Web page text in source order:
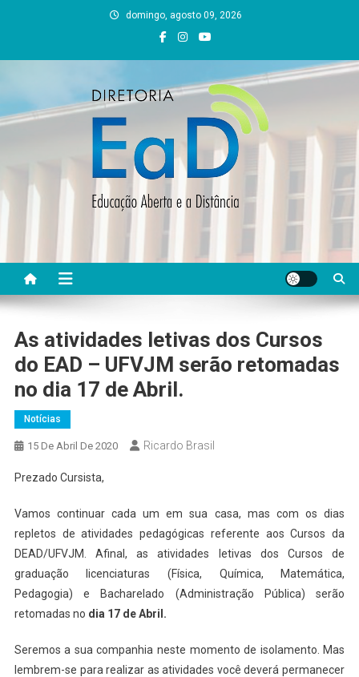
domingo, agosto 09, 2026
DEAD UFVJM
As atividades letivas dos Cursos
do EAD – UFVJM serão retomadas
no dia 17 de Abril.
Notícias
15 De Abril De 2020 Ricardo Brasil
Prezado Cursista,
Vamos continuar cada um em sua casa, mas com os dias
repletos de atividades pedagógicas referente aos Cursos da
DEAD/UFVJM. Afinal, as atividades letivas dos Cursos de
graduação licenciaturas (Física, Química, Matemática,
Pedagogia) e Bacharelado (Administração Pública) serão
retomadas no dia 17 de Abril.
Seremos a sua companhia neste momento de isolamento. Mas
lembrem-se para realizar as atividades você deverá permanecer